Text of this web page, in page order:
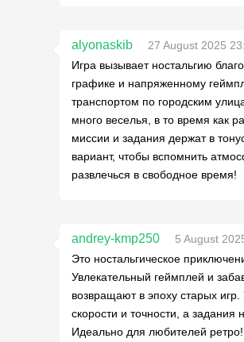
alyonaskib
27 August 2025
Игра вызывает ностальгию
графике и напряженному
транспортом по городским
много веселья, в то время как
миссии и задания держат в
вариант, чтобы вспомнить
развлечься в свободное время!
andrey-kmp250
5 August
Это ностальгическое
Увлекательный геймплей и
возвращают в эпоху старых игр.
скорости и точности, а задания
Идеально для любителей ретро!